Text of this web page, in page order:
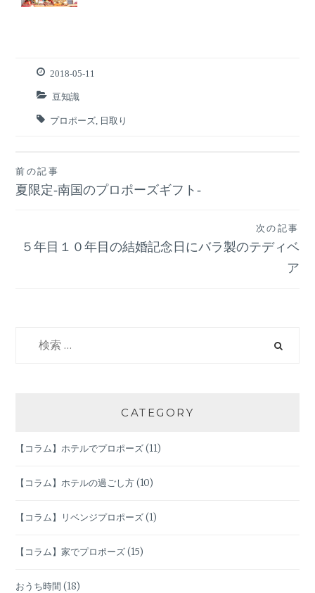
2018-05-11
豆知識
プロポーズ 日取り
投
ナ
ン
前の記事
夏限定‐南国のプロポーズギフト‐
次の記事
５年目１０年目の結婚記念日にバラ製のテディベ
ア
CATEGORY
【コラム】ホテルでプロポーズ(11)
【コラム】ホテルの過ごし方(10)
【コラム】リベンジプロポーズ(1)
【コラム】家でプロポーズ(15)
おうち時間 (18)